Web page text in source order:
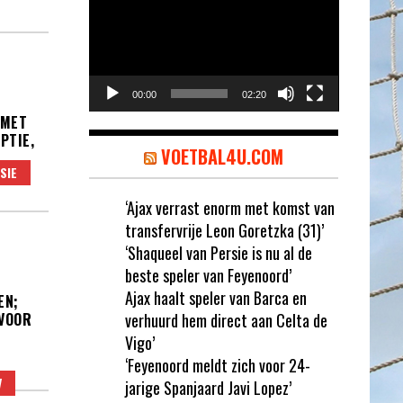
00:00 02:20
VOETBAL4U.COM
‘Ajax verrast enorm met komst van
transfervrije Leon Goretzka (31)’
‘Shaqueel van Persie is nu al de
beste speler van Feyenoord’
Ajax haalt speler van Barca en
verhuurd hem direct aan Celta de
Vigo’
‘Feyenoord meldt zich voor 24-
jarige Spanjaard Javi Lopez’